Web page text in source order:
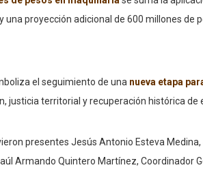
una proyección adicional de 600 millones de
el seguimiento de una nueva etapa
justicia territorial y recuperación histórica de
presentes Jesús Antonio Esteva
Armando Quintero Martínez, Coordinador